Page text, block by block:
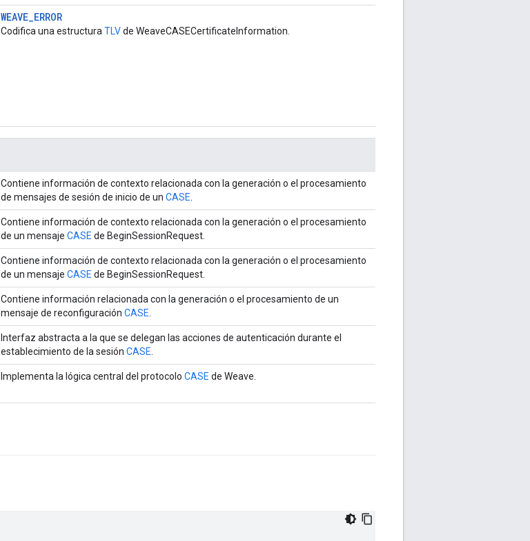
WEAVE_ERROR
Codifica una estructura TLVde WeaveCASECertificateInformation.
Contiene información de contexto relacionada con la generación o el procesamiento
de mensajes de sesión de inicio de un CASE
Contiene información de contexto relacionada con la generación o el procesamiento
de un mensaje CASE de BeginSessionRequest.
Contiene información de contexto relacionada con la generación o el procesamiento
de un mensaje CASE de BeginSessionRequest.
Contiene información relacionada con la generación o el procesamiento de un
mensaje de reconfiguración CASE
Interfaz abstracta a la que se delegan las acciones de autenticación durante el
establecimiento de la sesión CASE
Implementa la lógica central del protocolo CASE de Weave.